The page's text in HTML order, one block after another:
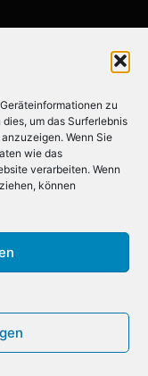
zu
um das Surferlebnis
Wenn Sie
wie das
verarbeiten. Wenn
können